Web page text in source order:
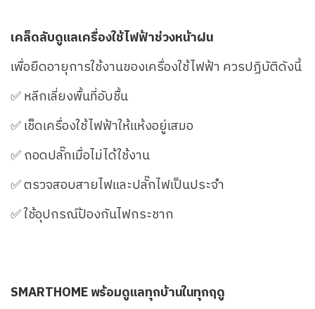
เคล็ดลับดูแลเครื่องใช้ไฟฟ้าช่วงหน้าฝน
เพื่อยืดอายุการใช้งานของเครื่องใช้ไฟฟ้า ควรปฏิบัติดังนี้
✅ หลีกเลี่ยงพื้นที่อับชื้น
✅ เช็ดเครื่องใช้ไฟฟ้าให้แห้งอยู่เสมอ
✅ ถอดปลั๊กเมื่อไม่ได้ใช้งาน
✅ ตรวจสอบสายไฟและปลั๊กไฟเป็นประจำ
✅ ใช้อุปกรณ์ป้องกันไฟกระชาก
SMARTHOME พร้อมดูแลทุกบ้านในทุกฤดู